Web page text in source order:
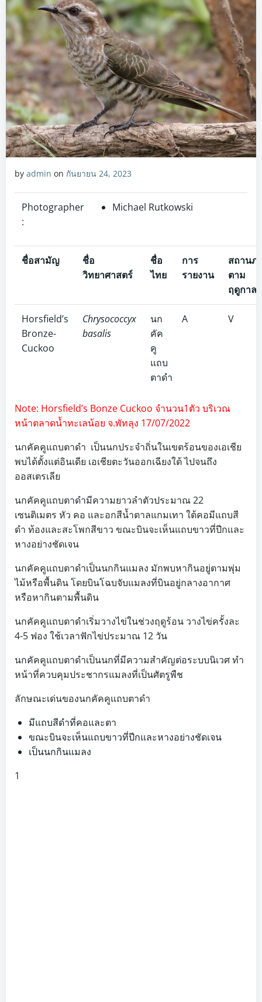
by admin on กันยายน 24, 2023
Photographer
:
Michael Rutkowski
ชื่อสามัญ
ชื่อ
วิทยาศาสตร์
ชื่อ
ไทย
การ
รายงาน
สถานภ
ตาม
ฤดูกาล
Horsfield’s
Bronze-
Cuckoo
Chrysococcyx
basalis
นก
คัค
คู
แถบ
ตาดำ
A V
Note: Horsfield’s Bonze Cuckoo จำนวน1ตัว บริเวณ
หน้าตลาดน้ำทะเลน้อย จ.พัทลุง 17/07/2022
นกคัคคูแถบตาดำ เป็นนกประจำถิ่นในเขตร้อนของเอเชีย
พบได้ตั้งแต่อินเดีย เอเชียตะวันออกเฉียงใต้ ไปจนถึง
ออสเตรเลีย
นกคัคคูแถบตาดำมีความยาวลำตัวประมาณ 22
เซนติเมตร หัว คอ และอกสีน้ำตาลแกมเทา ใต้คอมีแถบสี
ดำ ท้องและสะโพกสีขาว ขณะบินจะเห็นแถบขาวที่ปีกและ
หางอย่างชัดเจน
นกคัคคูแถบตาดำเป็นนกกินแมลง มักพบหากินอยู่ตามพุ่ม
ไม้หรือพื้นดิน โดยบินโฉบจับแมลงที่บินอยู่กลางอากาศ
หรือหากินตามพื้นดิน
นกคัคคูแถบตาดำเริ่มวางไข่ในช่วงฤดูร้อน วางไข่ครั้งละ
4-5 ฟอง ใช้เวลาฟักไข่ประมาณ 12 วัน
นกคัคคูแถบตาดำเป็นนกที่มีความสำคัญต่อระบบนิเวศ ทำ
หน้าที่ควบคุมประชากรแมลงที่เป็นศัตรูพืช
ลักษณะเด่นของนกคัคคูแถบตาดำ
มีแถบสีดำที่คอและตา
ขณะบินจะเห็นแถบขาวที่ปีกและหางอย่างชัดเจน
เป็นนกกินแมลง
1